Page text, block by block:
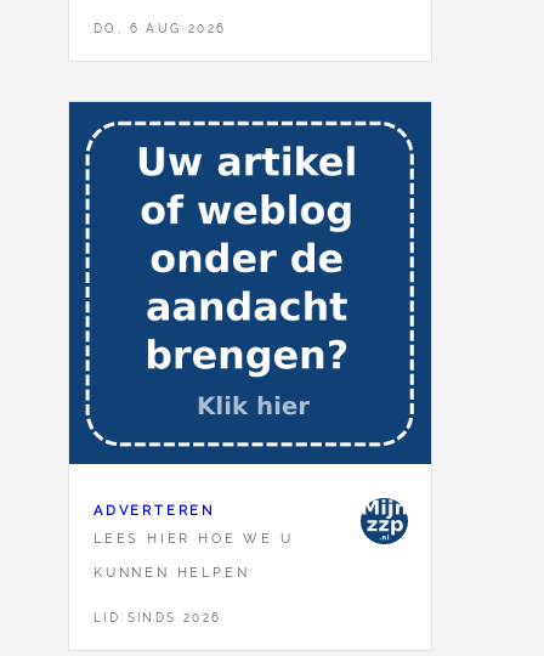
DO, 6 AUG 2026
ADVERTEREN
LEES HIER HOE WE U
KUNNEN HELPEN
LID SINDS 2026